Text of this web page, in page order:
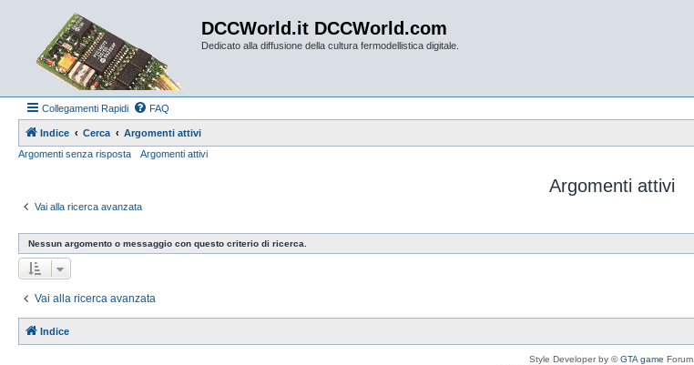
DCCWorld.it DCCWorld.com
Dedicato alla diffusione della cultura fermodellistica digitale.
Collegamenti Rapidi FAQ
Indice Cerca
Argomenti attivi
Argomenti senza risposta
Argomenti attivi
Argomenti attivi
Vai alla ricerca avanzata
Nessun argomento o messaggio con questo criterio di ricerca.
Vai alla ricerca avanzata
Indice
Style Developer by ©GTA game Forum.